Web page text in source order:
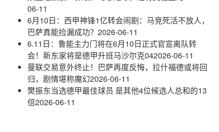
06-11
6月10日：西甲神锋1亿转会闹剧：马竞死活不放人，
巴萨真能捡漏成功？ 2026-06-11
6.11日：鲁能主力门将在6月10日正式官宣离队转
会！新东家将是德甲升班马沙尔克042026-06-11
曼联交易意外终止！巴萨再度反悔，拉什福德或将回
归，剧情堪称魔幻2026-06-11
樊振东当选德甲最佳球员 是其他4位候选人总和的13
倍2026-06-11